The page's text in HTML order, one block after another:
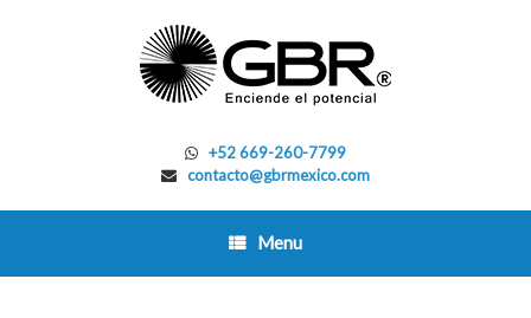
+52 669-260-7799
contacto@gbrmexico.com
Menu